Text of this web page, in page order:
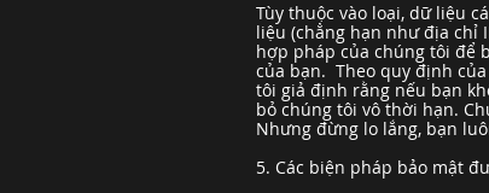
Tùy thuộc vào loại, dữ liệu
liệu (chẳng hạn như địa chỉ
hợp pháp của chúng tôi để
của bạn. Theo quy định
tôi giả định rằng nếu bạn
bỏ chúng tôi vô thời hạn.
Nhưng đừng lo lắng, bạn
5. Các biện pháp bảo mật